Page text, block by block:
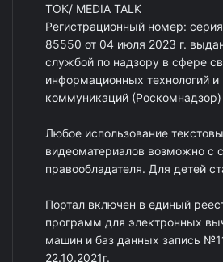
ТОК/ MEDIA TALK
Регистрационный номер:
85550 от 04 июля 2023 г.
службой по надзору в сфере
информационных технологий
коммуникаций (Роскомнадзор)
Любое использование
видеоматериалов возможно с
правообладателя. Для детей
Портал включен в единый
программ для электронных
машин и баз данных запись
22.10.2021г.